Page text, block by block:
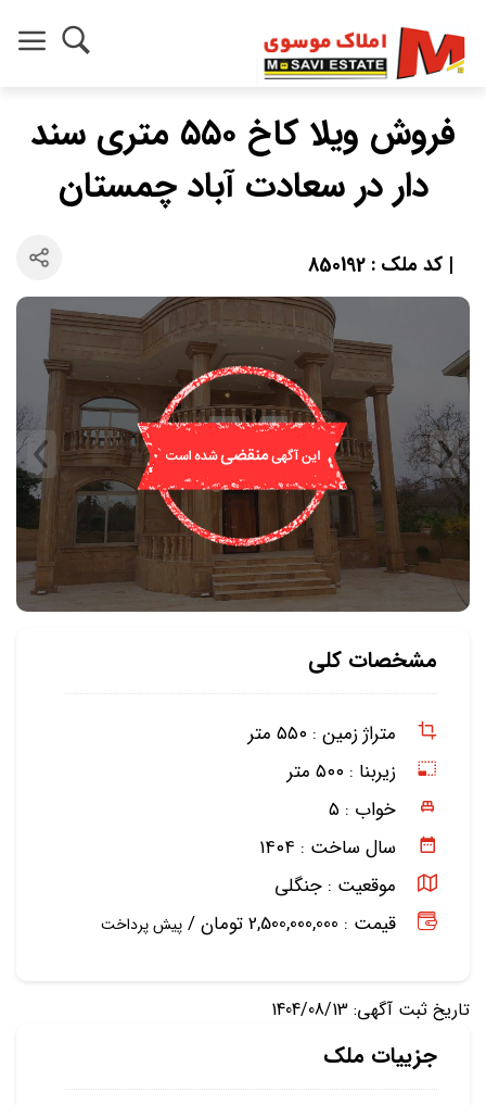
فروش ویلا کاخ ۵۵۰ متری سند
دار در سعادت آباد چمستان
| کد ملک : 850192
مشخصات کلی
متراژ زمین : ۵۵۰ متر
زیربنا : ۵۰۰ متر
خواب : ۵
سال ساخت : ۱۴۰۴
موقعیت : جنگلی
قیمت : 2,500,000,000 تومان /
پیش پرداخت
تاریخ ثبت آگهی: 1404/08/13
جزییات ملک